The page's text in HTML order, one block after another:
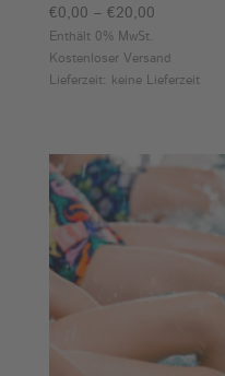
€0,00 – €20,00
bis
€20,00
Enthält 0% MwSt.
Kostenloser Versand
Lieferzeit: keine Lieferzeit